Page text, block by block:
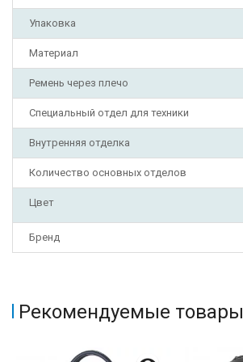
Упаковка
Материал
Ремень через плечо
Специальный отдел для техники
Внутренняя отделка
Количество основных отделов
Цвет
Бренд
Рекомендуемые товары